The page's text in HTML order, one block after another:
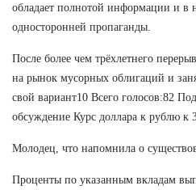
обладает полнотой информации и в
односторонней пропаганды.
После более чем трёхлетнего
на рынок мусорных облигаций и
свой вариант10 Всего голосов:82
обсуждение Курс доллара к рублю к
Молодец, что напомнила о
Проценты по указанным вкладам